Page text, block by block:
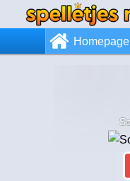
Homepage